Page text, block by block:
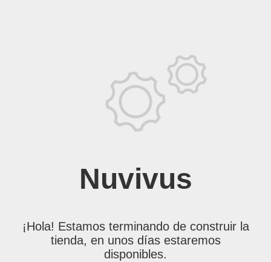
Nuvivus
¡Hola! Estamos terminando de construir la
tienda, en unos días estaremos
disponibles.